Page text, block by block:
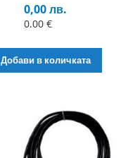
0,00 лв.
0.00 €
Добави в количката